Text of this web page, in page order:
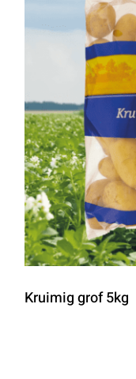
Kruimig grof 5kg